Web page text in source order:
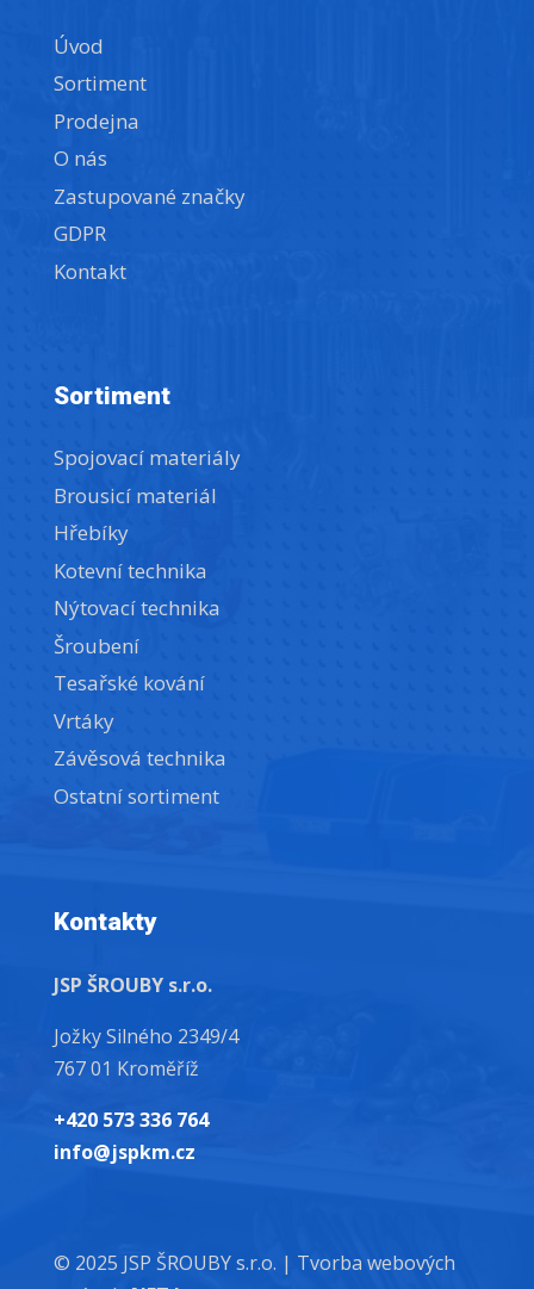
Úvod
Sortiment
Prodejna
O nás
Zastupované značky
GDPR
Kontakt
Sortiment
Spojovací materiály
Brousicí materiál
Hřebíky
Kotevní technika
Nýtovací technika
Šroubení
Tesařské kování
Vrtáky
Závěsová technika
Ostatní sortiment
Kontakty
JSP ŠROUBY s.r.o.
Jožky Silného 2349/4
767 01 Kroměříž
+420 573 336 764
info@jspkm.cz
© 2025 JSP ŠROUBY s.r.o. | Tvorba webových